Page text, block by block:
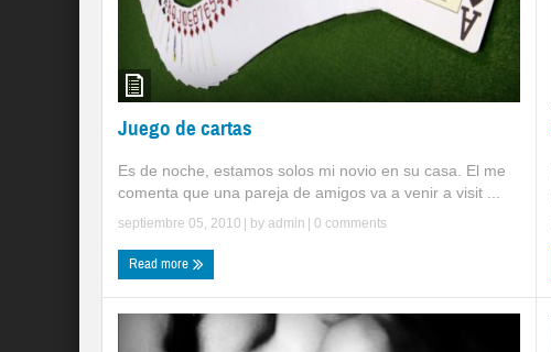
Juego de cartas
Es de noche, estamos solos mi novio en su casa. El me
comenta que una pareja de amigos va a venir a visit ...
septiembre 05, 2010 | by admin 0 comments
Read more